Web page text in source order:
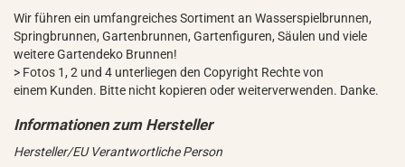
Wir führen ein umfangreiches Sortiment an Wasserspielbrunnen,
Springbrunnen, Gartenbrunnen, Gartenfiguren, Säulen und viele
weitere Gartendeko Brunnen!
> Fotos 1, 2 und 4 unterliegen den Copyright Rechte von
einem Kunden. Bitte nicht kopieren oder weiterverwenden. Danke.
Hersteller/EU Verantwortliche Person